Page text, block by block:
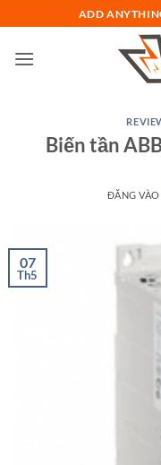
qua
nội
ADD
Biến tần
ĐĂNG VÀO
07
Th5